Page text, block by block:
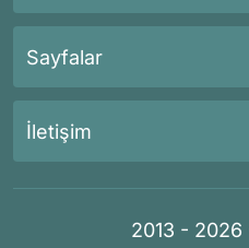
Sayfalar
İletişim
2013 -